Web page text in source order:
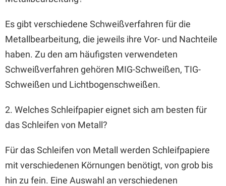
Es gibt verschiedene Schweißverfahren für die
Metallbearbeitung, die jeweils ihre Vor- und Nachteile
haben. Zu den am häufigsten verwendeten
Schweißverfahren gehören MIG-Schweißen, TIG-
Schweißen und Lichtbogenschweißen.
2. Welches Schleifpapier eignet sich am besten für
das Schleifen von Metall?
Für das Schleifen von Metall werden Schleifpapiere
mit verschiedenen Körnungen benötigt, von grob bis
hin zu fein. Eine Auswahl an verschiedenen